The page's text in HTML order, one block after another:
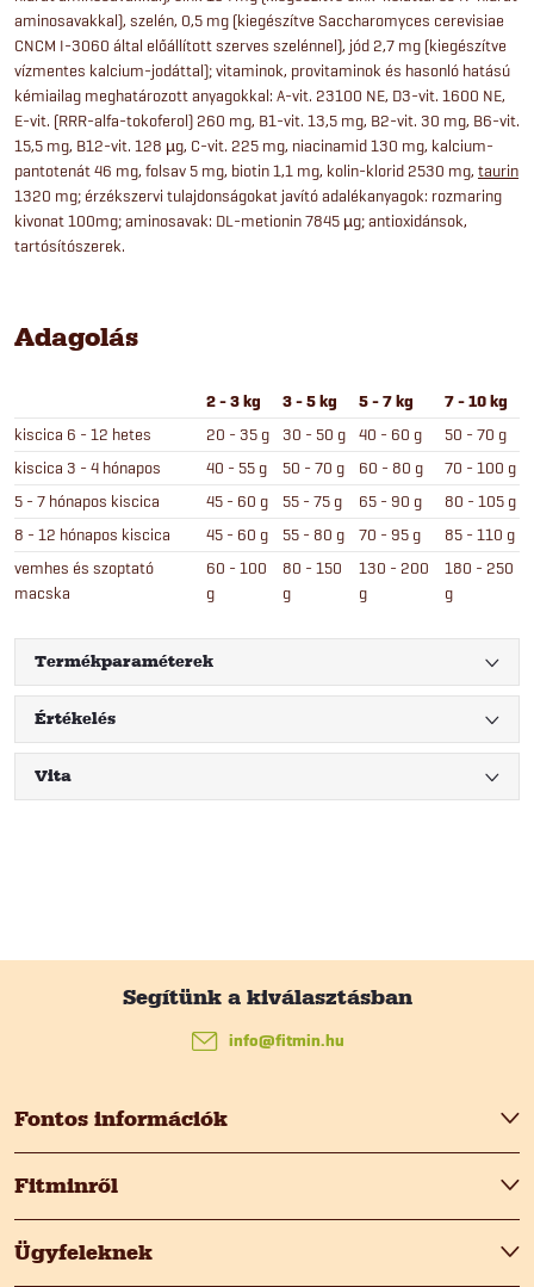
aminosavakkal), szelén, 0,5 mg (kiegészítve Saccharomyces cerevisiae
CNCM I-3060 által előállított szerves szelénnel), jód 2,7 mg (kiegészítve
vízmentes kalcium-jodáttal); vitaminok, provitaminok és hasonló hatású
kémiailag meghatározott anyagokkal: A-vit. 23100 NE, D3-vit. 1600 NE,
E-vit. (RRR-alfa-tokoferol) 260 mg, B1-vit. 13,5 mg, B2-vit. 30 mg, B6-vit.
15,5 mg, B12-vit. 128 µg, C-vit. 225 mg, niacinamid 130 mg, kalcium-
pantotenát 46 mg, folsav 5 mg, biotin 1,1 mg, kolin-klorid 2530 mg, taurin
1320 mg; érzékszervi tulajdonságokat javító adalékanyagok: rozmaring
kivonat 100mg; aminosavak: DL-metionin 7845 µg; antioxidánsok,
tartósítószerek.
Adagolás
2 - 3 kg 3 - 5 kg 5 - 7 kg 7 - 10 kg
kiscica 6 - 12 hetes 20 - 35 g 30 - 50 g 40 - 60 g
50 - 70 g
kiscica 3 - 4 hónapos
40 - 55 g 50 - 70 g 60 - 80 g
70 - 100 g
5 - 7 hónapos kiscica
45 - 60 g 55 - 75 g 65 - 90 g
80 - 105 g
8 - 12 hónapos kiscica
45 - 60 g 55 - 80 g 70 - 95 g
85 - 110 g
vemhes és szoptató
macska
60 - 100
g
80 - 150
g
130 - 200
g
180 - 250
g
Termékparaméterek
Értékelés
Vita
b
é
Fontos információk
Fitminről
Ügyfeleknek
info@fitmin.hu